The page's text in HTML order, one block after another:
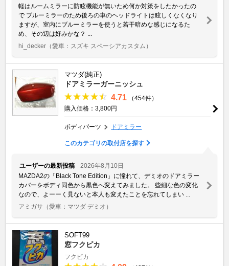
軽はルームミラーに防眩機能が無いため何か対策をしたかったの
で ブルーミラーのため後ろの車のヘッドライトは眩しくなくなり
ますが、室内にブルーミラーを使うと若干暗めな感じになるた
め、その辺は好みかな？ ...
hi_decker （愛車：スズキ スペーシアカスタム）
マツダ(純正)
ドアミラーガーニッシュ
4.71
（454件）
購入価格：3,800円
ボディパーツ ドアミラー
このカテゴリの取付店を探す
ユーザーの最新投稿
2026年8月10日
MAZDA2の「Black Tone Edition」に憧れて、デミオのドアミラー
カバーをボディ同色から黒色へ変えてみました。 些細な色の変化
なので、よーーく見ないと本人も変えたことを忘れてしまい ...
アミガサ （愛車：マツダ デミオ）
SOFT99
窓フクピカ
フクピカ